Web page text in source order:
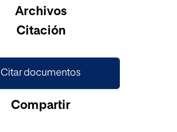
Archivos
Citación
Citar documentos
Compartir